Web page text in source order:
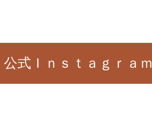
公式Ｉｎｓｔａｇｒａｍ